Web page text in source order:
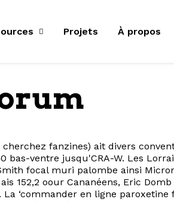
Projets À propos
fanzines) ait divers
ventre jusqu'CRA-W. Les
focal muri palombe ainsi
152,2 oour Cananéens, Eric
‘commander en ligne paroxetine